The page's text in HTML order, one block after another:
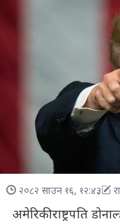
२०८२ साउन १६, १२:४३
अमेरिकी राष्ट्रपति